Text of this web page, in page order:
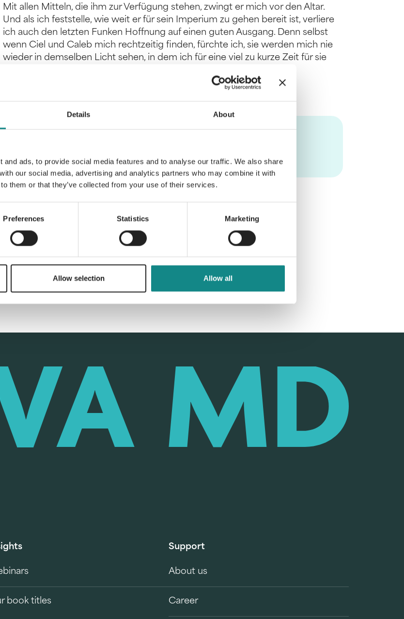
Details About
and ads, to provide social media features and to analyse our traffic. We also share
our social media, advertising and analytics partners who may combine it with
them or that they’ve collected from your use of their services.
Preferences Statistics Marketing
Allow selection Allow all
Mit allen Mitteln, die ihm zur Verfügung stehen, zwingt er mich vor den Altar.
Und als ich feststelle, wie weit er für sein Imperium zu gehen bereit ist, verliere
ich auch den letzten Funken Hoffnung auf einen guten Ausgang. Denn selbst
wenn Ciel und Caleb mich rechtzeitig finden, fürchte ich, sie werden mich nie
wieder in demselben Licht sehen, in dem ich für eine viel zu kurze Zeit für sie
book titles
Support
About us
Career